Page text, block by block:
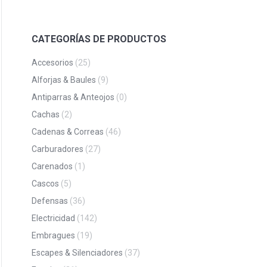
CATEGORÍAS DE PRODUCTOS
Accesorios (25)
Alforjas & Baules (9)
Antiparras & Anteojos (0)
Cachas (2)
Cadenas & Correas (46)
Carburadores (27)
Carenados (1)
Cascos (5)
Defensas (36)
Electricidad (142)
Embragues (19)
Escapes & Silenciadores (37)